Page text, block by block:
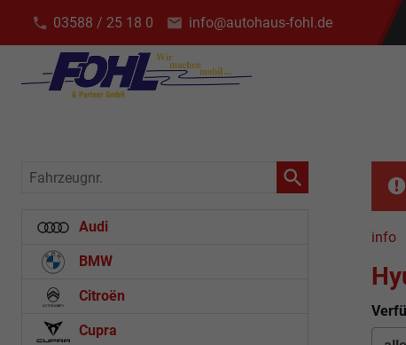
03588 / 25 18 0 info@autohaus-fohl.de
info
Fahrzeugnr.
Audi
BMW
Citroën
Cupra